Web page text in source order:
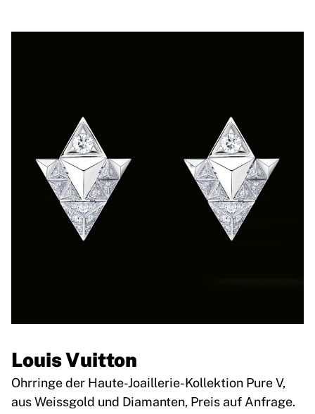
Louis Vuitton
Ohrringe der Haute-Joaillerie-Kollektion Pure V,
aus Weissgold und Diamanten, Preis auf Anfrage.